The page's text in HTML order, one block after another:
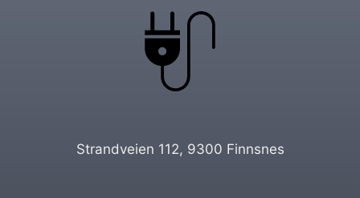
Strandveien 112, 9300 Finnsnes